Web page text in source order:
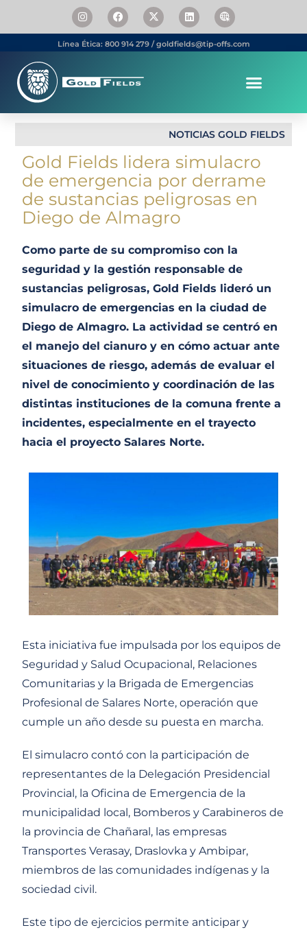
Línea Ética: 800 914 279 / goldfields@tip-offs.com
NOTICIAS GOLD FIELDS
Gold Fields lidera simulacro
de emergencia por derrame
de sustancias peligrosas en
Diego de Almagro
Como parte de su compromiso con la
seguridad y la gestión responsable de
sustancias peligrosas, Gold Fields lideró un
simulacro de emergencias en la ciudad de
Diego de Almagro. La actividad se centró en
el manejo del cianuro y en cómo actuar ante
situaciones de riesgo, además de evaluar el
nivel de conocimiento y coordinación de las
distintas instituciones de la comuna frente a
incidentes, especialmente en el trayecto
hacia el proyecto Salares Norte.
Esta iniciativa fue impulsada por los equipos de
Seguridad y Salud Ocupacional, Relaciones
Comunitarias y la Brigada de Emergencias
Profesional de Salares Norte, operación que
cumple un año desde su puesta en marcha.
El simulacro contó con la participación de
representantes de la Delegación Presidencial
Provincial, la Oficina de Emergencia de la
municipalidad local, Bomberos y Carabineros de
la provincia de Chañaral, las empresas
Transportes Verasay, Draslovka y Ambipar,
miembros de las comunidades indígenas y la
sociedad civil.
Este tipo de ejercicios permite anticipar y